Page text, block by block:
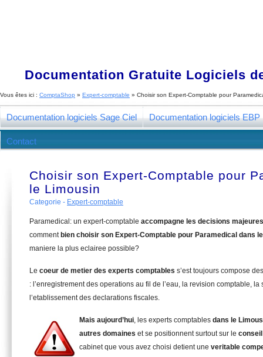
Documentation Gratuite Logiciels
Vous êtes ici : ComptaShop » Expert-comptable » Choisir son Expert-Comptable pour
Documentation logiciels Sage Ciel Documentation logiciels EBP
Contact
Choisir son Expert-Comptable pour
le Limousin
Categorie - Expert-comptable
Paramedical: un expert-comptable accompagne les decisions majeures
comment bien choisir son Expert-Comptable pour Paramedical dans
maniere la plus eclairee possible?
Le coeur de metier des experts comptables s’est toujours compose
: l’enregistrement des operations au fil de l’eau, la revision comptable, la
l’etablissement des declarations fiscales.
Mais aujourd’hui, les experts comptables dans le
autres domaines et se positionnent surtout sur le conseil
cabinet que vous avez choisi detient une veritable